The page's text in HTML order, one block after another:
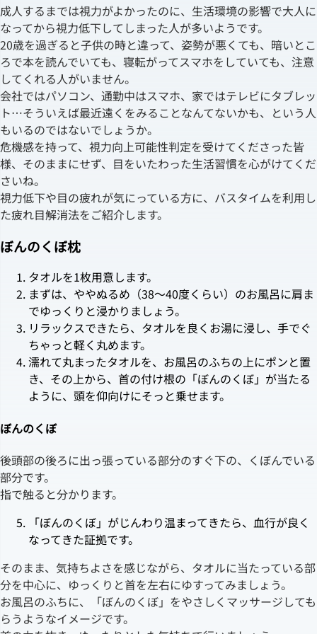
成人するまでは視力がよかったのに、生活環境の影響で大人に
なってから視力低下してしまった人が多いようです。
20歳を過ぎると子供の時と違って、姿勢が悪くても、暗いとこ
ろで本を読んでいても、寝転がってスマホをしていても、注意
してくれる人がいません。
会社ではパソコン、通勤中はスマホ、家ではテレビにタブレッ
ト…そういえば最近遠くをみることなんてないかも、という人
もいるのではないでしょうか。
危機感を持って、視力向上可能性判定を受けてくださった皆
様、そのままにせず、目をいたわった生活習慣を心がけてくだ
さいね。
視力低下や目の疲れが気にっている方に、バスタイムを利用し
た疲れ目解消法をご紹介します。
ぼんのくぼ枕
タオルを1枚用意します。
まずは、ややぬるめ（38～40度くらい）のお風呂に肩ま
でゆっくりと浸かりましょう。
リラックスできたら、タオルを良くお湯に浸し、手でぐ
ちゃっと軽く丸めます。
濡れて丸まったタオルを、お風呂のふちの上にポンと置
き、その上から、首の付け根の「ぼんのくぼ」が当たる
ように、頭を仰向けにそっと乗せます。
ぼんのくぼ
後頭部の後ろに出っ張っている部分のすぐ下の、くぼんでいる
部分です。
指で触ると分かります。
「ぼんのくぼ」がじんわり温まってきたら、血行が良く
なってきた証拠です。
そのまま、気持ちよさを感じながら、タオルに当たっている部
分を中心に、ゆっくりと首を左右にゆすってみましょう。
お風呂のふちに、「ぼんのくぼ」をやさしくマッサージしても
らうようなイメージです。